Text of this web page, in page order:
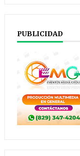
PUBLICIDAD